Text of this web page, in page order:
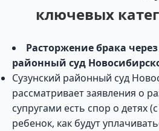
ключевых
Расторжение брака
районный суд
Сузунский районный суд
рассматривает заявления о
супругами есть спор о детях
ребенок, как будут